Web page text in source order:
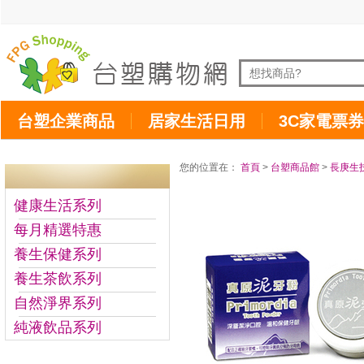
台塑企業商品 居家生活日用 3C家電票券
健康生活系列
每月精選特惠
養生保健系列
養生茶飲系列
自然淨界系列
純液飲品系列
您的位置在： 首頁 > 台塑商品館 > 長庚生